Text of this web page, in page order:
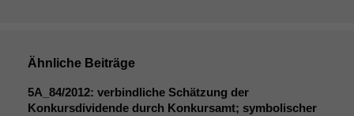
Ähnliche Beiträge
5A_84/2012: verbindliche Schätzung der
Konkursdividende durch Konkursamt; symbolischer